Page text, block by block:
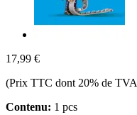
17,99 €
(Prix TTC dont 20% de TVA
Contenu: 1 pcs